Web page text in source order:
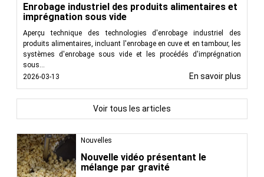
Nouvelles
Nouvelle vidéo présentant le
mélange par gravité
Enrobage industriel des produits alimentaires et
imprégnation sous vide
Aperçu technique des technologies d'enrobage industriel des
produits alimentaires, incluant l'enrobage en cuve et en tambour, les
systèmes d'enrobage sous vide et les procédés d'imprégnation
sous...
2026-03-13
En savoir plus
Voir tous les articles